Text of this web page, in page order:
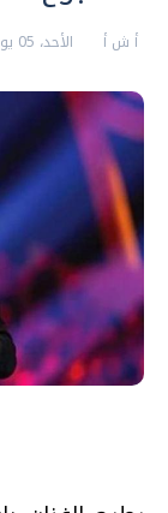
أ ش أ الأحد، 05 يونيه 2022 03:04 م